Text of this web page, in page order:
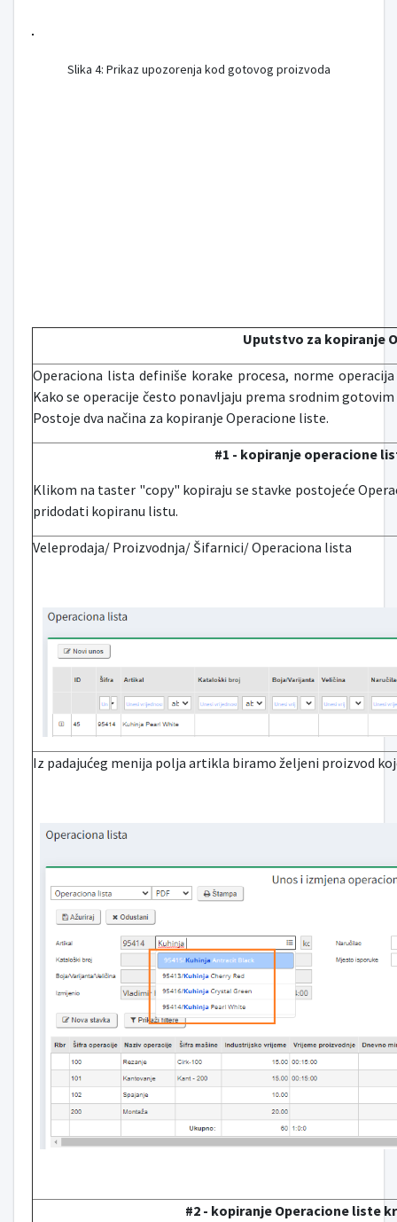
Slika 4: Prikaz upozorenja kod gotovog proizvoda
Uputstvo za kopiranje
Operaciona lista definiše korake procesa, norme
Kako se operacije često ponavljaju prema srodnim
Postoje dva načina za kopiranje Operacione liste.
#1 - kopiranje operacione
Klikom na taster "copy" kopiraju se stavke postojeće
pridodati kopiranu listu.
Veleprodaja/ Proizvodnja/ Šifarnici/ Operaciona lista
Iz padajućeg menija polja artikla biramo željeni proizvod
#2 - kopiranje Operacione liste